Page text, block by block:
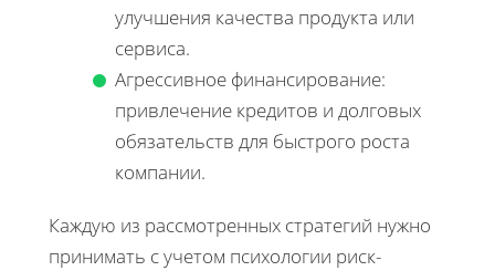
улучшения качества продукта или
сервиса.
Агрессивное финансирование:
привлечение кредитов и долговых
обязательств для быстрого роста
компании.
Каждую из рассмотренных стратегий нужно
принимать с учетом психологии риск-